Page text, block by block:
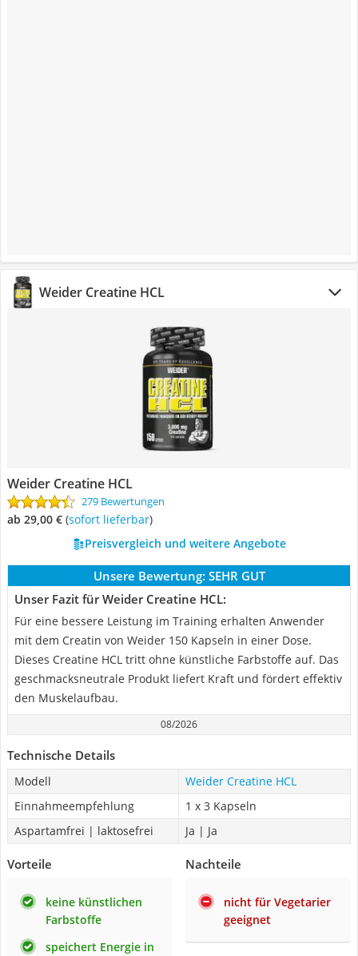
Weider Creatine HCL
Weider Creatine HCL
279 Bewertungen
ab 29,00 € ( Sofort lieferbar)
Preisvergleich und weitere Angebote
Unsere Bewertung: SEHR GUT
Unser Fazit für Weider Creatine HCL:
Für eine bessere Leistung im Training erhalten Anwender
mit dem Creatin von Weider 150 Kapseln in einer Dose.
Dieses Creatine HCL tritt ohne künstliche Farbstoffe auf. Das
geschmacksneutrale Produkt liefert Kraft und fördert effektiv
den Muskelaufbau.
08/2026
Technische Details
Modell
Weider Creatine HCL
Einnahmeempfehlung
1 x 3 Kapseln
Aspartamfrei | laktosefrei
Ja | Ja
Vorteile
keine künstlichen
Farbstoffe
speichert Energie in
Nachteile
nicht für Vegetarier
geeignet